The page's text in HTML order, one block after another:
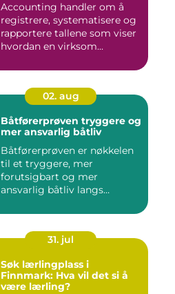
Accounting handler om å
registrere, systematisere og
rapportere tallene som viser
hvordan en virksom...
02. aug
Båtførerprøven tryggere og
mer ansvarlig båtliv
Båtførerprøven er nøkkelen
til et tryggere, mer
forutsigbart og mer
ansvarlig båtliv langs
31. jul
Søk lærlingplass i
Finnmark: Hva vil det si å
være lærling?